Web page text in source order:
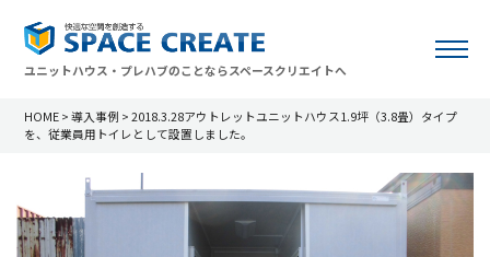
ユニットハウス・プレハブのことならスペースクリエイトへ
HOME >導入事例 >2018.3.28アウトレットユニットハウス1.9坪（3.8畳）タイプ
を、従業員用トイレとして設置しました。